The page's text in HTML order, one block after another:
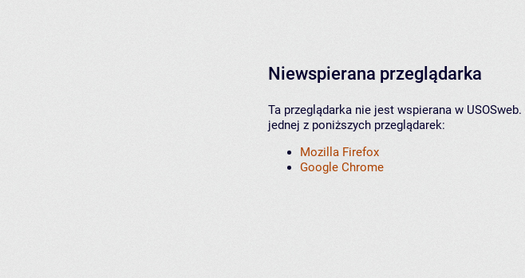
Niewspierana przeglądarka
Ta przeglądarka nie jest wspierana w
jednej z poniższych przeglądarek:
Mozilla Firefox
Google Chrome